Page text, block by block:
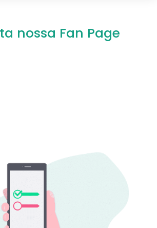
nossa Fan Page